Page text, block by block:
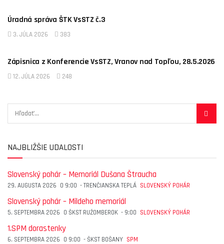
Úradná správa ŠTK VsSTZ č.3
3. JÚLA 2026 383
Zápisnica z Konferencie VsSTZ, Vranov nad Topľou, 28.5.2026
12. JÚLA 2026 248
NAJBLIŽŠIE UDALOSTI
Slovenský pohár – Memoriál Dušana Štraucha
29. AUGUSTA 2026 O 9:00 -TRENČIANSKA TEPLÁ SLOVENSKÝ POHÁR
Slovenský pohár – Mildeho memoriál
5. SEPTEMBRA 2026 O ŠKST RUŽOMBEROK - 9:00 SLOVENSKÝ POHÁR
1.SPM dorastenky
6. SEPTEMBRA 2026 O 9:00 - ŠKST BOŠANY SPM